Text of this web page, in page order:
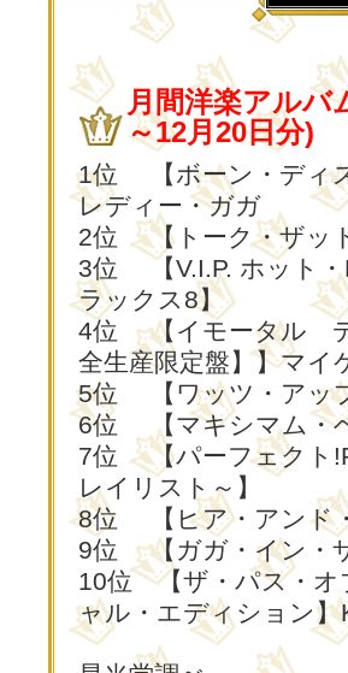
月間洋楽アルバ
～12月20日分)
1位 【ボーン・ディ
レディー・ガガ
2位 【トーク・ザッ
3位 【V.I.P. ホット・
ラックス8】
4位 【イモータル デ
全生産限定盤】】マイ
5位 【ワッツ・アッ
6位 【マキシマム・
7位 【パーフェクト
レイリスト～】
8位 【ヒア・アンド
9位 【ガガ・イン・
10位 【ザ・パス・
ャル・エディション】